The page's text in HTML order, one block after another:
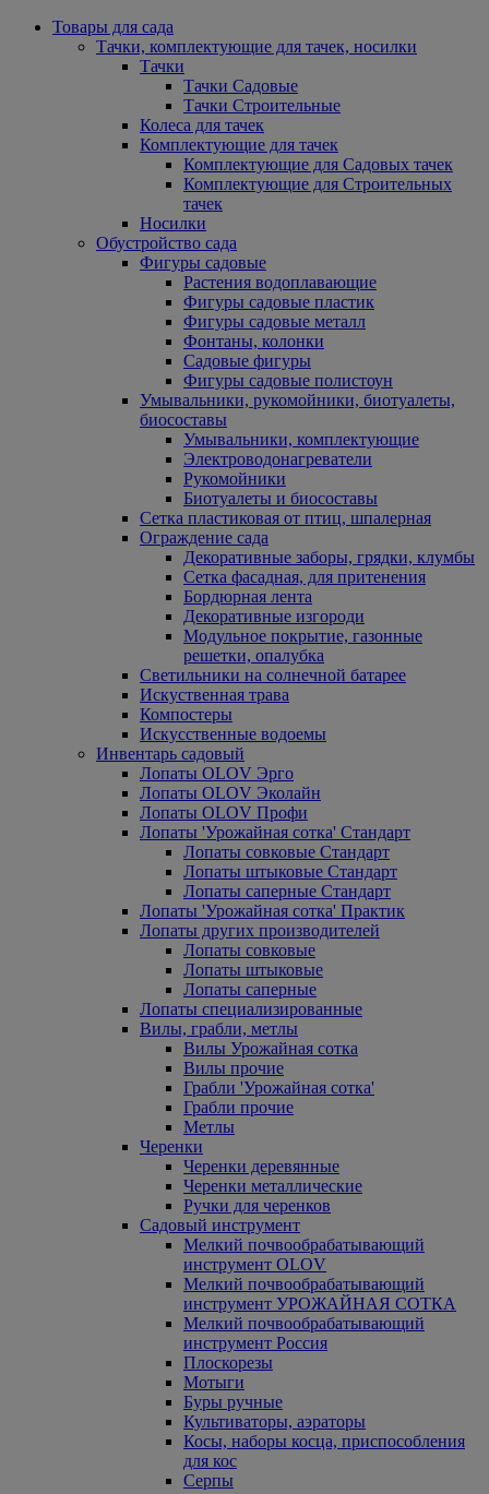
Товары для сада
Тачки, комплектующие для тачек, носилки
Тачки
Тачки Садовые
Тачки Строительные
Колеса для тачек
Комплектующие для тачек
Комплектующие для Садовых тачек
Комплектующие для Строительных
тачек
Носилки
Обустройство сада
Фигуры садовые
Растения водоплавающие
Фигуры садовые пластик
Фигуры садовые металл
Фонтаны, колонки
Садовые фигуры
Фигуры садовые полистоун
Умывальники, рукомойники, биотуалеты,
биосоставы
Умывальники, комплектующие
Электроводонагреватели
Рукомойники
Биотуалеты и биосоставы
Сетка пластиковая от птиц, шпалерная
Ограждение сада
Декоративные заборы, грядки, клумбы
Сетка фасадная, для притенения
Бордюрная лента
Декоративные изгороди
Модульное покрытие, газонные
решетки, опалубка
Светильники на солнечной батарее
Искуственная трава
Компостеры
Искусственные водоемы
Инвентарь садовый
Лопаты OLOV Эрго
Лопаты OLOV Эколайн
Лопаты OLOV Профи
Лопаты 'Урожайная сотка' Стандарт
Лопаты совковые Стандарт
Лопаты штыковые Стандарт
Лопаты саперные Стандарт
Лопаты 'Урожайная сотка' Практик
Лопаты других производителей
Лопаты совковые
Лопаты штыковые
Лопаты саперные
Лопаты специализированные
Вилы, грабли, метлы
Вилы Урожайная сотка
Вилы прочие
Грабли 'Урожайная сотка'
Грабли прочие
Метлы
Черенки
Черенки деревянные
Черенки металлические
Ручки для черенков
Садовый инструмент
Мелкий почвообрабатывающий
инструмент OLOV
Мелкий почвообрабатывающий
инструмент УРОЖАЙНАЯ СОТКА
Мелкий почвообрабатывающий
инструмент Россия
Плоскорезы
Мотыги
Буры ручные
Культиваторы, аэраторы
Косы, наборы косца, приспособления
для кос
Серпы